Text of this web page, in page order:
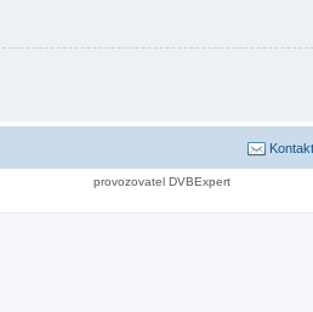
provozovatel DVBExpert